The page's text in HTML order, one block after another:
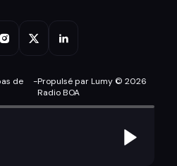
de
-Propulsé par Lumy © 2026
Radio BOA